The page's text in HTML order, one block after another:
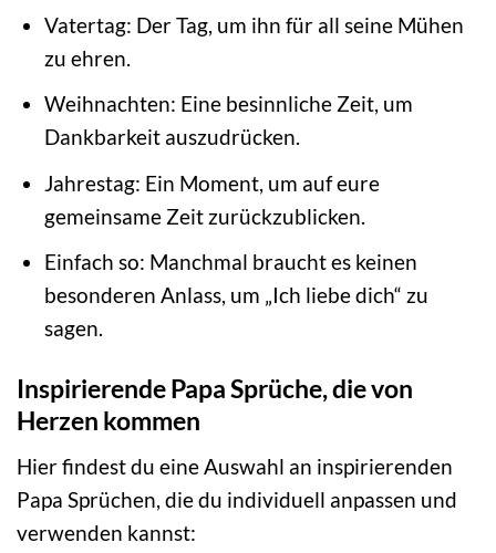
Vatertag: Der Tag, um ihn für all seine Mühen
zu ehren.
Weihnachten: Eine besinnliche Zeit, um
Dankbarkeit auszudrücken.
Jahrestag: Ein Moment, um auf eure
gemeinsame Zeit zurückzublicken.
Einfach so: Manchmal braucht es keinen
besonderen Anlass, um „Ich liebe dich“ zu
sagen.
Inspirierende Papa Sprüche, die von
Herzen kommen
Hier findest du eine Auswahl an inspirierenden
Papa Sprüchen, die du individuell anpassen und
verwenden kannst: